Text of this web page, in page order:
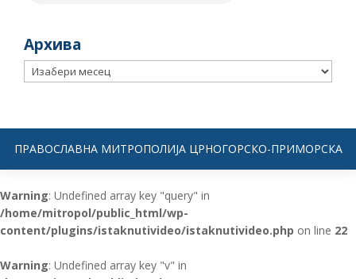
Архива
Архива
ПРАВОСЛАВНА МИТРОПОЛИЈА ЦРНОГОРСКО-ПРИМОРСКА
Warning: Undefined array key "query" in
/home/mitropol/public_html/wp-
content/plugins/istaknutivideo/istaknutivideo.php on line 22
Warning: Undefined array key "v" in